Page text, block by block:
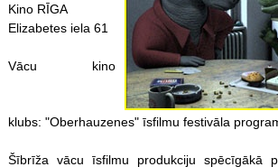
Kino RĪGA
Elizabetes iela 61
Vācu kino
klubs: "Oberhauzenes" īsfilmu festivāla
Šībrīža vācu īsfilmu produkciju spēcīgākā